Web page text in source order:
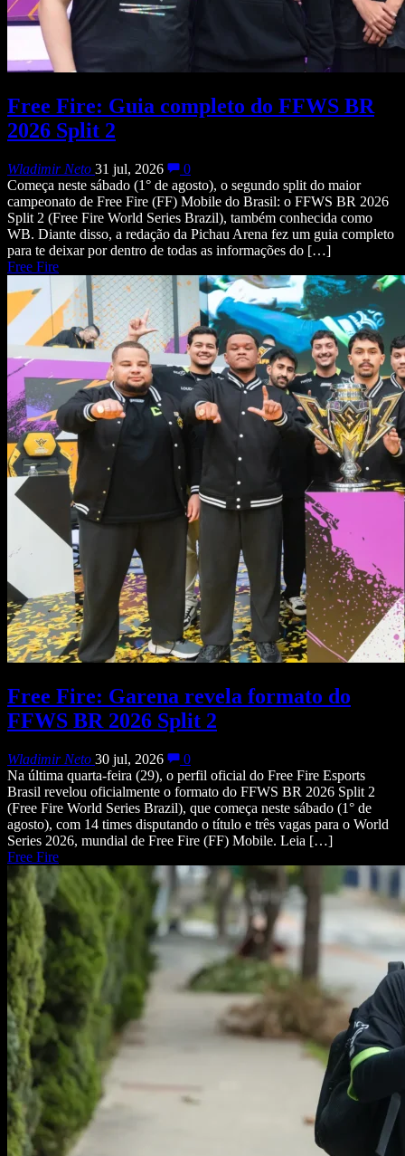
Free Fire: Guia completo do FFWS BR
2026 Split 2
Wladimir Neto 31 jul, 2026
0
Começa neste sábado (1° de agosto), o segundo split do maior
campeonato de Free Fire (FF) Mobile do Brasil: o FFWS BR 2026
Split 2 (Free Fire World Series Brazil), também conhecida como
WB. Diante disso, a redação da Pichau Arena fez um guia completo
para te deixar por dentro de todas as informações do […]
Free Fire
Free Fire: Garena revela formato do
FFWS BR 2026 Split 2
Wladimir Neto 30 jul, 2026
0
Na última quarta-feira (29), o perfil oficial do Free Fire Esports
Brasil revelou oficialmente o formato do FFWS BR 2026 Split 2
(Free Fire World Series Brazil), que começa neste sábado (1° de
agosto), com 14 times disputando o título e três vagas para o World
Series 2026, mundial de Free Fire (FF) Mobile. Leia […]
Free Fire